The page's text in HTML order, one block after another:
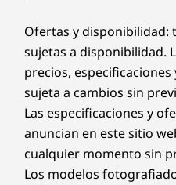
Ofertas y disponibilidad:
sujetas a disponibilidad.
precios,
sujeta a cambios sin
Las especificaciones y
anuncian en este sitio
cualquier momento sin
Los modelos